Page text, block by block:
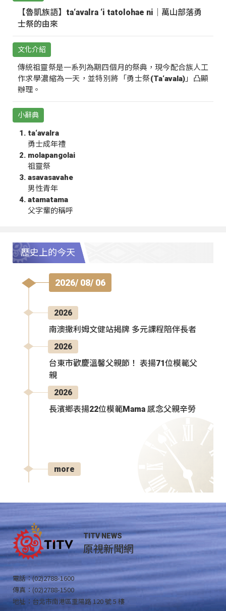
【魯凱族語】ta‘avalra ‘i tatolohae ni｜萬山部落勇
士祭的由來
文化介紹
傳統祖靈祭是一系列為期四個月的祭典，現今配合族人工
作求學濃縮為一天，並特別將「勇士祭(Ta‘avala)」凸顯
辦理。
小辭典
ta‘avalra
勇士成年禮
molapangolai
祖靈祭
asavasavahe
男性青年
atamatama
父字輩的稱呼
歷史上的今天
2026/ 08/ 06
2026
南澳撒利姆文健站揭牌 多元課程陪伴長者
2026
台東市歡慶溫馨父親節！ 表揚71位模範父
親
2026
長濱鄉表揚22位模範Mama 感念父親辛勞
more
TITV NEWS
原視新聞網
電話：(02)2788-1600
傳真：(02)2788-1500
地址：台北市南港區重陽路 120 號 5 樓